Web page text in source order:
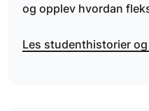
og opplev hvordan
Les studenthistorier